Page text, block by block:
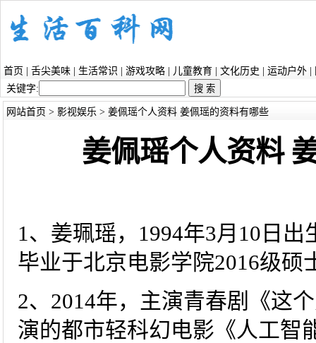
首页 舌尖美味 生活常识 游戏攻略 儿童教育 文化历史 运动户外
关键字:
网站首页 > 影视娱乐 > 姜佩瑶个人资料 姜佩瑶的资料有哪些
姜佩瑶个人资料
1、姜珮瑶，1994年3月10日
毕业于北京电影学院2016级硕
2、2014年，主演青春剧《这
演的都市轻科幻电影《人工智